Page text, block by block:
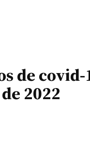
de covid-
2022